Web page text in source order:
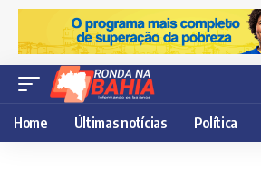
Home Últimas notícias Política